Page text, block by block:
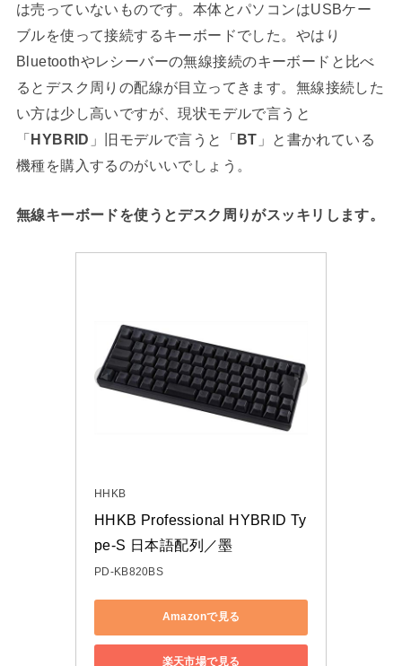
は売っていないものです。本体とパソコンはUSBケー
ブルを使って接続するキーボードでした。やはり
Bluetoothやレシーバーの無線接続のキーボードと比べ
るとデスク周りの配線が目立ってきます。無線接続した
い方は少し高いですが、現状モデルで言うと
「HYBRID 」旧モデルで言うと「BT 」と書かれている
機種を購入するのがいいでしょう。
無線キーボードを使うとデスク周りがスッキリします。
HHKB
HHKB Professional HYBRID Ty
pe-S 日本語配列／墨
PD-KB820BS
Amazonで見る
楽天市場で見る